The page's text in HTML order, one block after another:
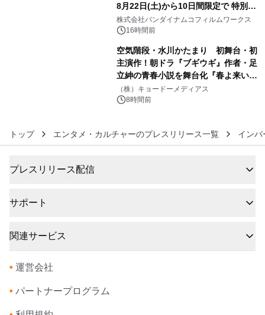
8月22日(土)から10日間限定で 特別映
像『UNICORN GUNDAM Statue ―
BEYOND POSSIBILITY ―』を上映！
株式会社バンダイナムコフィルムワークス
16時間前
空気階段・水川かたまり 初舞台・初
主演作！朝ドラ『ブギウギ』作者・足
立紳の青春小説を舞台化『春よ来い、
マジで来い』キービジュアル解禁！
（株）キョードーメディアス
8時間前
トップ エンタメ・カルチャーのプレスリリース一覧 イン
プレスリリース配信
サポート
関連サービス
• 運営会社
• パートナープログラム